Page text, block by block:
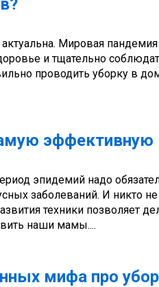
Мировая
и тщательно
проводить уборку в
эффективную
эпидемий надо
заболеваний. И никто
техники позволяет
наши мамы....
мифа про